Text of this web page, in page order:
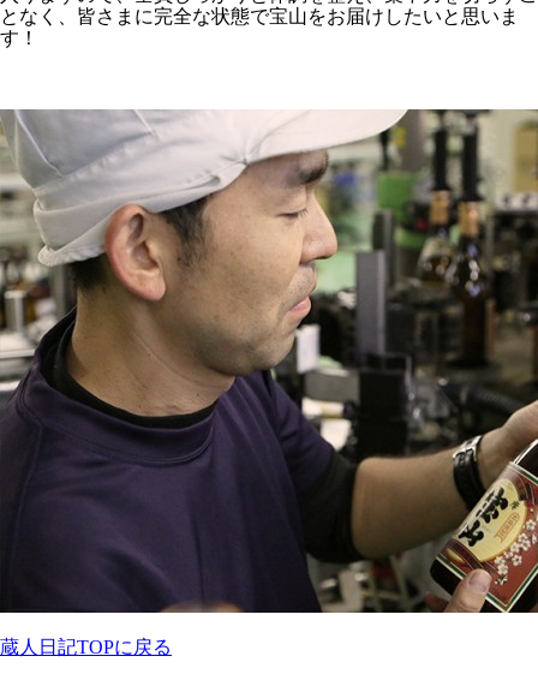
となく、皆さまに完全な状態で宝山をお届けしたいと思いま
す！
蔵人日記TOPに戻る